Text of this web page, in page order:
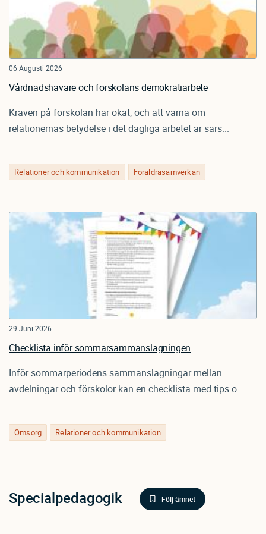
Relationer och kommunikation Föräldrasamverkan
06 Augusti 2026
Vårdnadshavare och förskolans demokratiarbete
Kraven på förskolan har ökat, och att värna om
relationernas betydelse i det dagliga arbetet är särs...
Omsorg Relationer och kommunikation
29 Juni 2026
Checklista inför sommarsammanslagningen
Inför sommarperiodens sammanslagningar mellan
avdelningar och förskolor kan en checklista med tips o...
Specialpedagogik Följ ämnet